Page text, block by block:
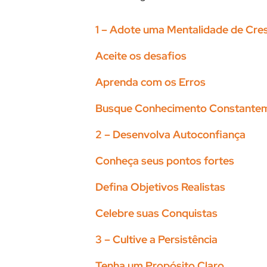
1 – Adote uma Mentalidade de
Aceite os desafios
Aprenda com os Erros
Busque Conhecimento
2 – Desenvolva Autoconfiança
Conheça seus pontos fortes
Defina Objetivos Realistas
Celebre suas Conquistas
3 – Cultive a Persistência